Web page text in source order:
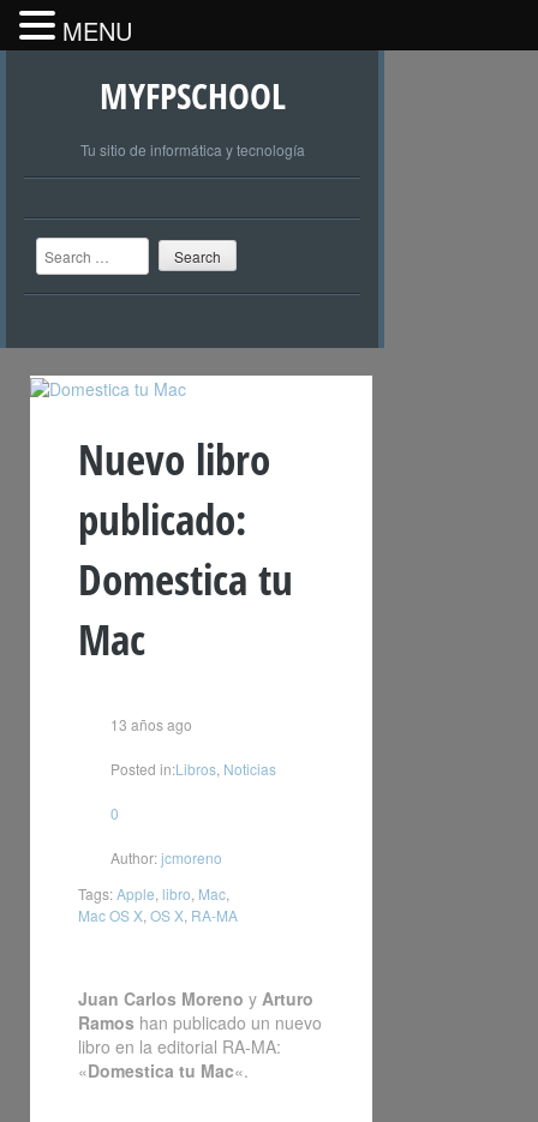
MYFPSCHOOL
Tu sitio de informática y tecnología
Search
Nuevo libro
publicado:
Domestica tu
Mac
13 años ago
Posted in:Libros Noticias
0
Author:jcmoreno
Tags:Apple libro Mac
Mac OS X OS X RA-MA
Juan Carlos Moreno y Arturo
Ramos han publicado un nuevo
libro en la editorial RA-MA:
«Domestica tu Mac«.
MENU